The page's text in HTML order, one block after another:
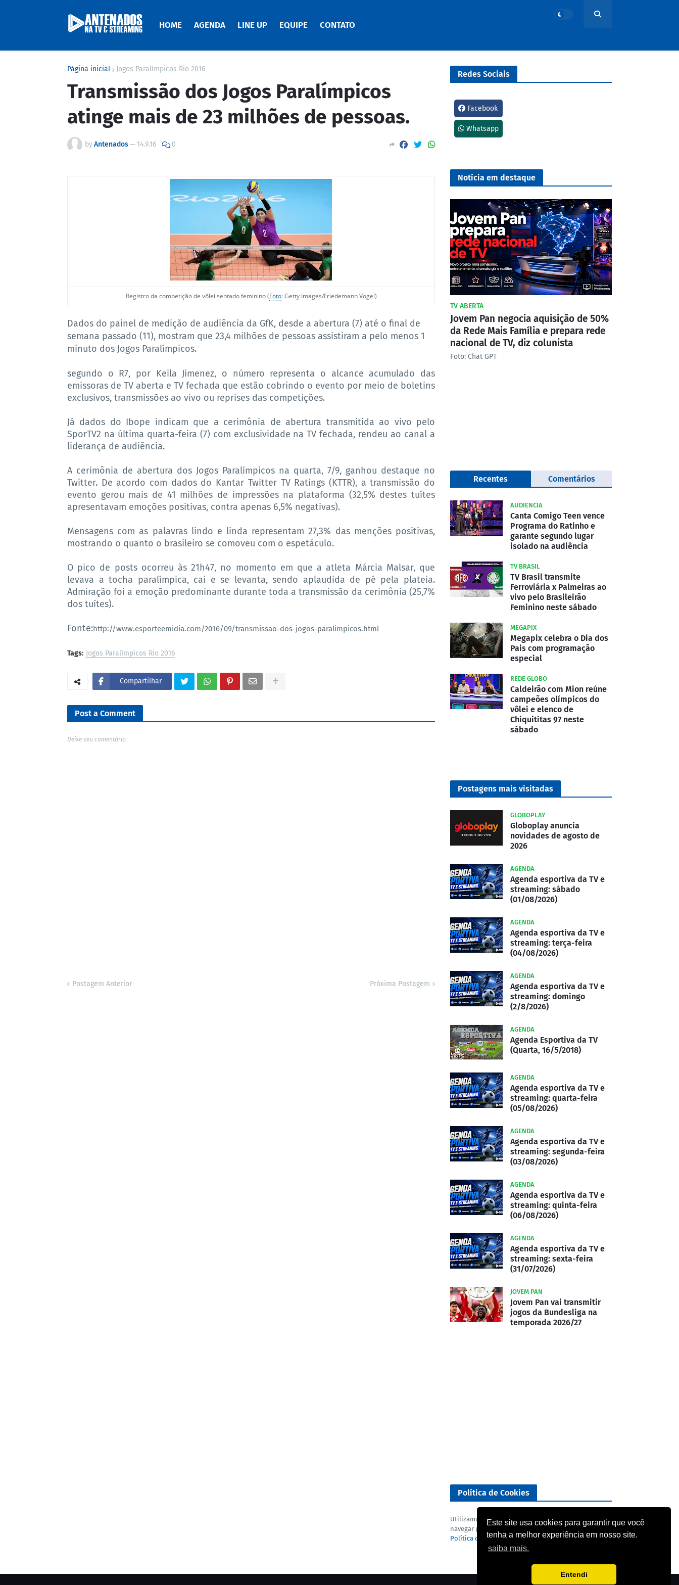
Este site usa cookies para garantir que você
tenha a melhor experiência em nosso site.
saiba mais.
Entendi
HOME AGENDA LINE UP EQUIPE CONTATO
Página inicial Jogos Paralímpicos Rio 2016
Transmissão dos Jogos Paralímpicos
atinge mais de 23 milhões de pessoas.
byAntenados— 14.9.16 0
Registro da competição de vôlei sentado feminino (Foto: Getty Images/Friedemann Vogel)
Dados do painel de medição de audiência da GfK, desde a abertura (7) até o final de
semana passado (11), mostram que 23,4 milhões de pessoas assistiram a pelo menos 1
minuto dos Jogos Paralímpicos.
segundo o R7, por Keila Jimenez, o número representa o alcance acumulado das
emissoras de TV aberta e TV fechada que estão cobrindo o evento por meio de boletins
exclusivos, transmissões ao vivo ou reprises das competições.
Já dados do Ibope indicam que a cerimônia de abertura transmitida ao vivo pelo
SporTV2 na última quarta-feira (7) com exclusividade na TV fechada, rendeu ao canal a
liderança de audiência.
A cerimônia de abertura dos Jogos Paralímpicos na quarta, 7/9, ganhou destaque no
Twitter. De acordo com dados do Kantar Twitter TV Ratings (KTTR), a transmissão do
evento gerou mais de 41 milhões de impressões na plataforma (32,5% destes tuítes
apresentavam emoções positivas, contra apenas 6,5% negativas).
Mensagens com as palavras lindo e linda representam 27,3% das menções positivas,
mostrando o quanto o brasileiro se comoveu com o espetáculo.
O pico de posts ocorreu às 21h47, no momento em que a atleta Márcia Malsar, que
levava a tocha paralímpica, cai e se levanta, sendo aplaudida de pé pela plateia.
Admiração foi a emoção predominante durante toda a transmissão da cerimônia (25,7%
dos tuítes).
Fonte:http://www.esporteemidia.com/2016/09/transmissao-dos-jogos-paralimpicos.html
Tags: Jogos Paralímpicos Rio 2016
Compartilhar
Post a Comment
Deixe seu comentário
Postagem Anterior Próxima Postagem
Redes Sociais
Facebook
Whatsapp
Notícia em destaque
TV ABERTA
Jovem Pan negocia aquisição de 50%
da Rede Mais Família e prepara rede
nacional de TV, diz colunista
Foto: Chat GPT
Recentes Comentários
AUDIENCIA
Canta Comigo Teen vence
Programa do Ratinho e
garante segundo lugar
isolado na audiência
TV BRASIL
TV Brasil transmite
Ferroviária x Palmeiras ao
vivo pelo Brasileirão
Feminino neste sábado
MEGAPIX
Megapix celebra o Dia dos
Pais com programação
especial
REDE GLOBO
Caldeirão com Mion reúne
campeões olímpicos do
vôlei e elenco de
Chiquititas 97 neste
sábado
Postagens mais visitadas
GLOBOPLAY
Globoplay anuncia
novidades de agosto de
2026
AGENDA
Agenda esportiva da TV e
streaming: sábado
(01/08/2026)
AGENDA
Agenda esportiva da TV e
streaming: terça-feira
(04/08/2026)
AGENDA
Agenda esportiva da TV e
streaming: domingo
(2/8/2026)
AGENDA
Agenda Esportiva da TV
(Quarta, 16/5/2018)
AGENDA
Agenda esportiva da TV e
streaming: quarta-feira
(05/08/2026)
AGENDA
Agenda esportiva da TV e
streaming: segunda-feira
(03/08/2026)
AGENDA
Agenda esportiva da TV e
streaming: quinta-feira
(06/08/2026)
AGENDA
Agenda esportiva da TV e
streaming: sexta-feira
(31/07/2026)
JOVEM PAN
Jovem Pan vai transmitir
jogos da Bundesliga na
temporada 2026/27
Política de Cookies
Utilizamos cookies para analisar o nosso tráfego. Ao
navegar pelo blog você concorda com a nossa
Política de privacidadeeTermo de uso.